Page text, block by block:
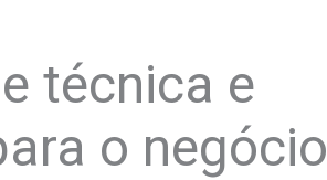
técnica e
o negócio